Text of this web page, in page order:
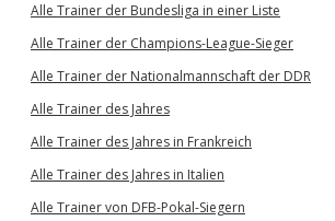
Alle Trainer der Bundesliga in einer Liste
Alle Trainer der Champions-League-Sieger
Alle Trainer der Nationalmannschaft der DDR
Alle Trainer des Jahres
Alle Trainer des Jahres in Frankreich
Alle Trainer des Jahres in Italien
Alle Trainer von DFB-Pokal-Siegern